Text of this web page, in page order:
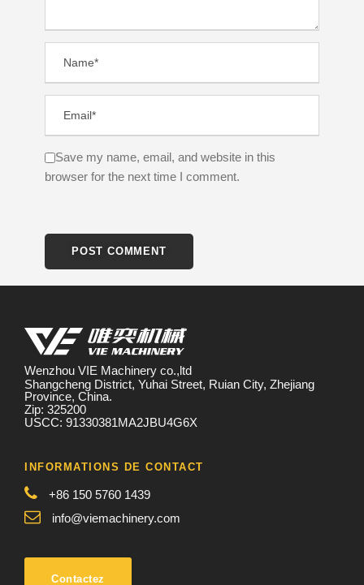
Save my name, email, and website in this
browser for the next time I comment.
Wenzhou VIE Machinery co.,ltd
Shangcheng District, Yuhai Street, Ruian City, Zhejiang
Province, China.
Zip: 325200
USCC: 91330381MA2JBU4G6X
INFORMATIONS DE CONTACT
+86 150 5760 1439
info@viemachinery.com
Contactez